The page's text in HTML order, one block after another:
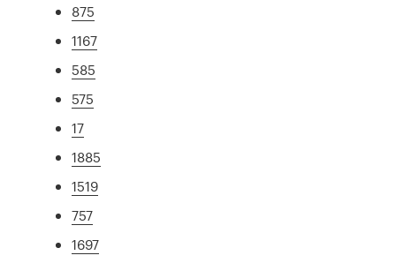
875
1167
585
575
17
1885
1519
757
1697